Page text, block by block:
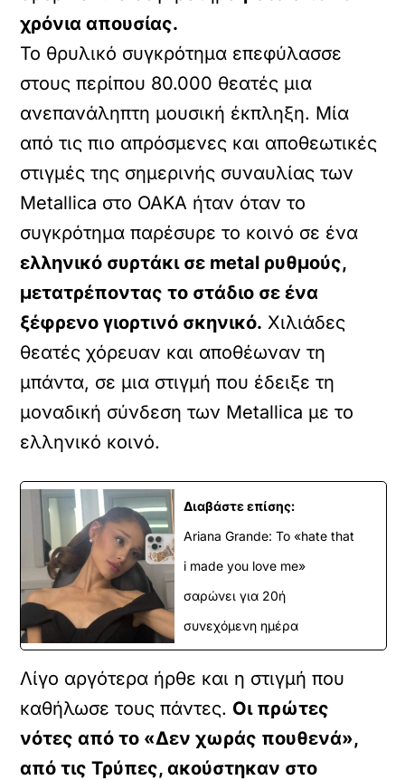
χρόνια απουσίας.
Το θρυλικό συγκρότημα επεφύλασσε
στους περίπου 80.000 θεατές μια
ανεπανάληπτη μουσική έκπληξη. Μία
από τις πιο απρόσμενες και αποθεωτικές
στιγμές της σημερινής συναυλίας των
Metallica στο ΟΑΚΑ ήταν όταν το
συγκρότημα παρέσυρε το κοινό σε ένα
ελληνικό συρτάκι σε metal ρυθμούς,
μετατρέποντας το στάδιο σε ένα
ξέφρενο γιορτινό σκηνικό. Χιλιάδες
θεατές χόρευαν και αποθέωναν τη
μπάντα, σε μια στιγμή που έδειξε τη
μοναδική σύνδεση των Metallica με το
ελληνικό κοινό.
Διαβάστε επίσης:
Ariana Grande: Το «hate that
i made you love me»
σαρώνει για 20ή
συνεχόμενη ημέρα
Λίγο αργότερα ήρθε και η στιγμή που
καθήλωσε τους πάντες. Οι πρώτες
νότες από το «Δεν χωράς πουθενά»,
από τις Τρύπες, ακούστηκαν στο